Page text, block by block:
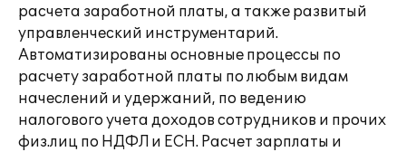
расчета заработной платы, а также развитый
управленческий инструментарий.
Автоматизированы основные процессы по
расчету заработной платы по любым видам
начеслений и удержаний, по ведению
налогового учета доходов сотрудников и прочих
физ.лиц по НДФЛ и ЕСН. Расчет зарплаты и